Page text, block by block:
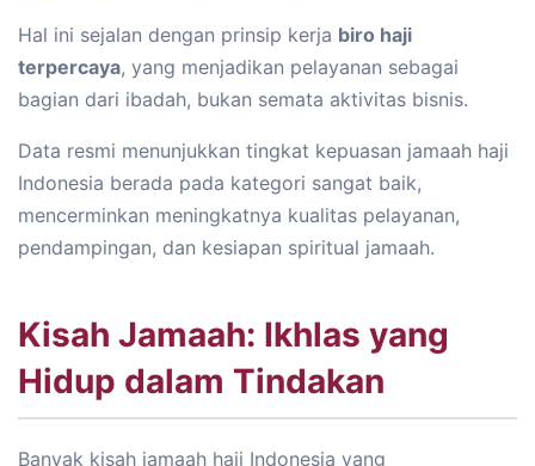
Hal ini sejalan dengan prinsip kerja biro haji
terpercaya, yang menjadikan pelayanan sebagai
bagian dari ibadah, bukan semata aktivitas bisnis.
Data resmi menunjukkan tingkat kepuasan jamaah haji
Indonesia berada pada kategori sangat baik,
mencerminkan meningkatnya kualitas pelayanan,
pendampingan, dan kesiapan spiritual jamaah.
Kisah Jamaah: Ikhlas yang
Hidup dalam Tindakan
Banyak kisah jamaah haji Indonesia yang